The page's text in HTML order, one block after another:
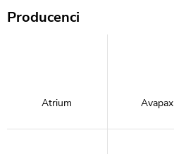
Producenci
Atrium Avapax